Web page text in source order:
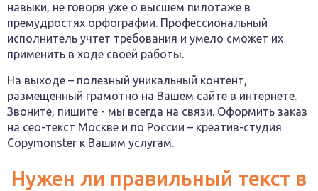
навыки, не говоря уже о высшем пилотаже в
премудростях орфографии. Профессиональный
исполнитель учтет требования и умело сможет их
применить в ходе своей работы.
На выходе – полезный уникальный контент,
размещенный грамотно на Вашем сайте в интернете.
Звоните, пишите - мы всегда на связи. Оформить заказ
на сео-текст Москве и по России – креатив-студия
Сopymonster к Вашим услугам.
Нужен ли правильный текст в